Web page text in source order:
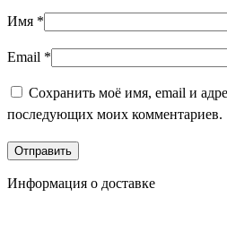
Имя *
Email *
Сохранить моё имя, email и
последующих моих комментариев.
Информация о доставке